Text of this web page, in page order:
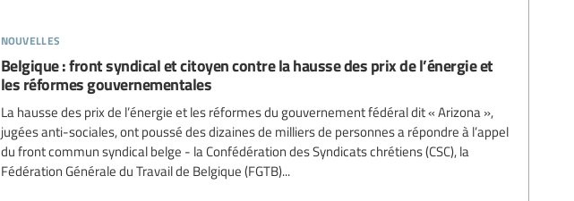
nouvelles
Belgique : front syndical et citoyen contre la hausse des prix de l’énergie et
les réformes gouvernementales
La hausse des prix de l’énergie et les réformes du gouvernement fédéral dit « Arizona »,
jugées anti-sociales, ont poussé des dizaines de milliers de personnes a répondre à l’appel
du front commun syndical belge - la Confédération des Syndicats chrétiens (CSC), la
Fédération Générale du Travail de Belgique (FGTB)...